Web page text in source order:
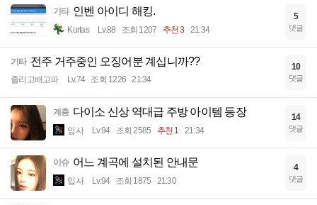
기타 인벤 아이디 해킹.
Kurtas Lv.88 조회 1207 추천 3 21:34
5
댓글
기타 전주 거주중인 오징어분 계십니까??
졸리고배고파 Lv.74 조회 1226 21:34
10
댓글
계층 다이소 신상 역대급 주방 아이템 등장
입사 Lv.94 조회 2585 추천 1 21:34
14
댓글
이슈 어느 계곡에 설치된 안내문
입사 Lv.94 조회 1875 21:30
4
댓글